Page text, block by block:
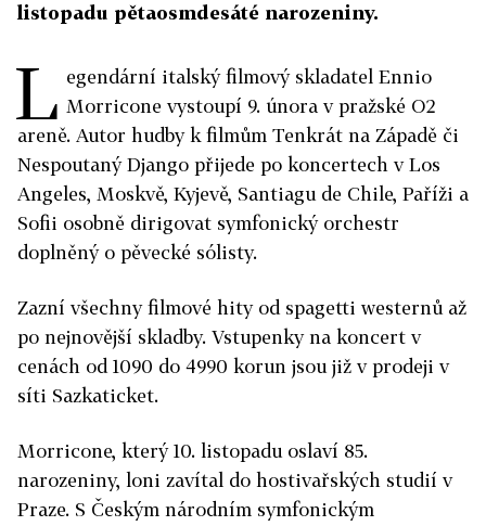
listopadu pětaosmdesáté narozeniny.
L egendární italský filmový skladatel Ennio
Morricone vystoupí 9. února v pražské O2
areně. Autor hudby k filmům Tenkrát na Západě či
Nespoutaný Django přijede po koncertech v Los
Angeles, Moskvě, Kyjevě, Santiagu de Chile, Paříži a
Sofii osobně dirigovat symfonický orchestr
doplněný o pěvecké sólisty.
Zazní všechny filmové hity od spagetti westernů až
po nejnovější skladby. Vstupenky na koncert v
cenách od 1090 do 4990 korun jsou již v prodeji v
síti Sazkaticket.
Morricone, který 10. listopadu oslaví 85.
narozeniny, loni zavítal do hostivařských studií v
Praze. S Českým národním symfonickým